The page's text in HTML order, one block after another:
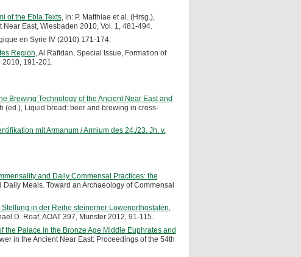
of the Ebla Texts, in: P. Matthiae et al. (Hrsg.),
East, Wiesbaden 2010, Vol. 1, 481-494.
en Syrie IV (2010) 171-174.
Region, Al Rafidan, Special Issue, Formation of
2010, 191-201.
Brewing Technology of the Ancient Near East and
(ed.), Liquid bread: beer and brewing in cross-
mit Armanum / Armium des 24./23. Jh. v.
and Daily Commensal Practices: the
Meals. Toward an Archaeology of Commensal
in der Reihe steinerner Löwenorthostaten,
D. Roaf, AOAT 397, Münster 2012, 91-115.
the Palace in the Bronze Age Middle Euphrates and
in the Ancient Near East: Proceedings of the 54th